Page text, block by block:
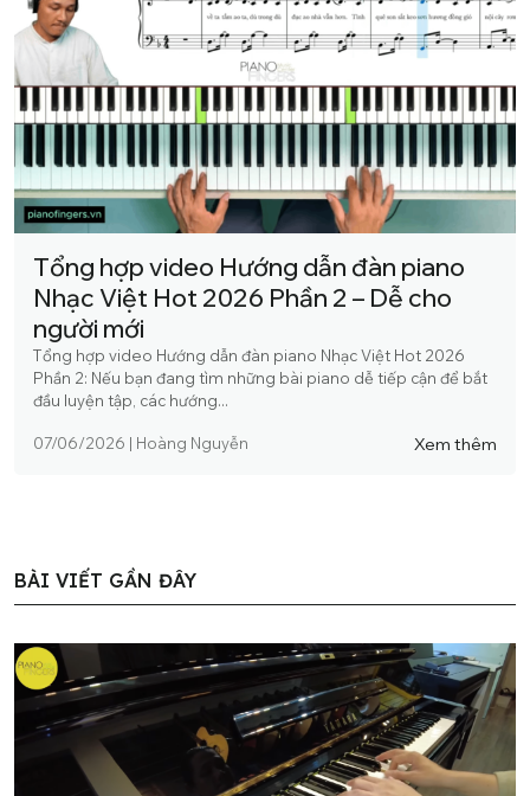
Tổng hợp video Hướng dẫn đàn piano
Nhạc Việt Hot 2026 Phần 2 – Dễ cho
người mới
Tổng hợp video Hướng dẫn đàn piano Nhạc Việt Hot 2026
Phần 2: Nếu bạn đang tìm những bài piano dễ tiếp cận để bắt
đầu luyện tập, các hướng...
07/06/2026 | Hoàng Nguyễn Xem thêm
BÀI VIẾT GẦN ĐÂY